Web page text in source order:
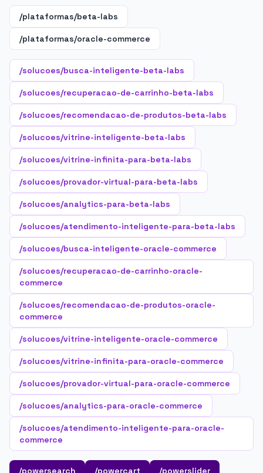
/plataformas/beta-labs
/plataformas/oracle-commerce
/solucoes/busca-inteligente-beta-labs
/solucoes/recuperacao-de-carrinho-beta-labs
/solucoes/recomendacao-de-produtos-beta-labs
/solucoes/vitrine-inteligente-beta-labs
/solucoes/vitrine-infinita-para-beta-labs
/solucoes/provador-virtual-para-beta-labs
/solucoes/analytics-para-beta-labs
/solucoes/atendimento-inteligente-para-beta-labs
/solucoes/busca-inteligente-oracle-commerce
/solucoes/recuperacao-de-carrinho-oracle-
commerce
/solucoes/recomendacao-de-produtos-oracle-
commerce
/solucoes/vitrine-inteligente-oracle-commerce
/solucoes/vitrine-infinita-para-oracle-commerce
/solucoes/provador-virtual-para-oracle-commerce
/solucoes/analytics-para-oracle-commerce
/solucoes/atendimento-inteligente-para-oracle-
commerce
/powersearch /powercart /powerslider